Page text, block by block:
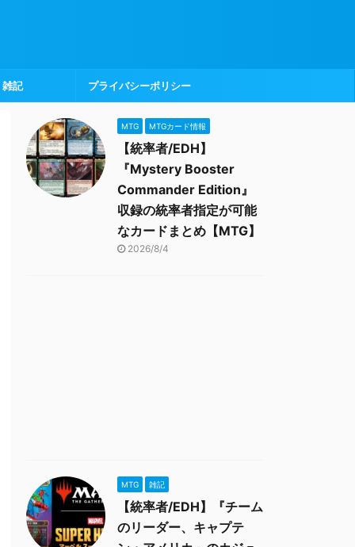
雑記 プライバシーポリシー
MTG MTGカード情報
【統率者/EDH】
『Mystery Booster
Commander Edition』
収録の統率者指定が可能
なカードまとめ【MTG】
2026/8/4
MTG 雑記
【統率者/EDH】『チーム
のリーダー、キャプテ